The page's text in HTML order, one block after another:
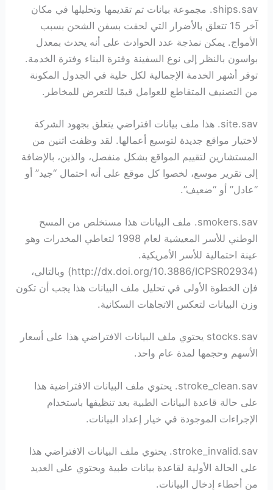
ships.sav. مجموعة بيانات تم تقديمها وتحليلها في مكان
آخر 15 تتعلق بالأضرار التي لحقت بسفن الشحن بسبب
الأمواج. يمكن نمذجة عدد الحوادث على أنه يحدث بمعدل
بواسون بالنظر إلى نوع السفينة وفترة البناء وفترة الخدمة.
توفر أشهر الخدمة الإجمالية لكل خلية في الجدول المكونة
من التصنيف المتقاطع للعوامل قيمًا للتعرض للمخاطر.
site.sav. هذا ملف بيانات افتراضي يتعلق بجهود الشركة
لاختيار مواقع جديدة لتوسيع أعمالها. لقد وظفت اثنين من
المستشارين لتقييم المواقع بشكل منفصل، والذين، بالإضافة
إلى تقرير موسع، لخصوا كل موقع على أنه احتمال “جيد” أو
“عادل” أو “ضعيف”.
smokers.sav. ملف البيانات هذا مستخلص من المسح
الوطني للأسر المعيشية لعام 1998 لتعاطي المخدرات وهو
عينة احتمالية للأسر الأمريكية.
(http://dx.doi.org/10.3886/ICPSR02934) وبالتالي،
فإن الخطوة الأولى في تحليل ملف البيانات هذا يجب أن تكون
وزن البيانات لتعكس الاتجاهات السكانية.
stocks.sav يحتوي ملف البيانات الافتراضي هذا على أسعار
الأسهم وحجمها لمدة عام واحد.
stroke_clean.sav. يحتوي ملف البيانات الافتراضية هذا
على حالة قاعدة البيانات الطبية بعد تنظيفها باستخدام
الإجراءات الموجودة في خيار إعداد البيانات.
stroke_invalid.sav. يحتوي ملف البيانات الافتراضي هذا
على الحالة الأولية لقاعدة بيانات طبية ويحتوي على العديد
من أخطاء إدخال البيانات.